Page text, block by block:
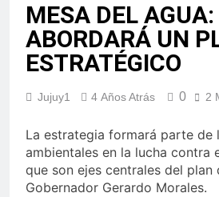
MESA DEL
ABORDARÁ UN
ESTRATÉGICO
Jujuy1 4 Años Atrás 0 2
La estrategia formará parte de
ambientales en la lucha contra
que son ejes centrales del plan
Gobernador Gerardo Morales.